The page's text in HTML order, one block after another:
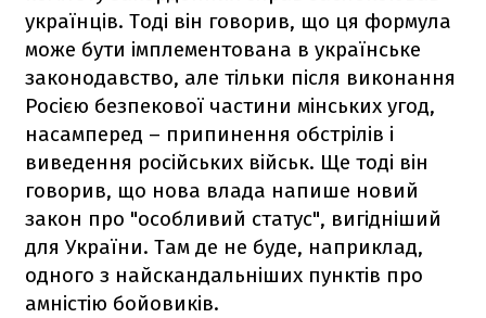
українців. Тоді він говорив, що ця формула
може бути імплементована в українське
законодавство, але тільки після виконання
Росією безпекової частини мінських угод,
насамперед – припинення обстрілів і
виведення російських військ. Ще тоді він
говорив, що нова влада напише новий
закон про "особливий статус", вигідніший
для України. Там де не буде, наприклад,
одного з найскандальніших пунктів про
амністію бойовиків.